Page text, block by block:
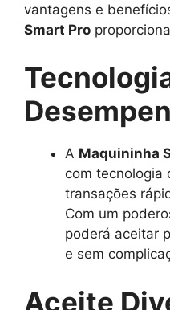
vantagens e
Smart Pro
A Maquininha
com tecnologia
transações
Com um
poderá aceitar
e sem
Aceite